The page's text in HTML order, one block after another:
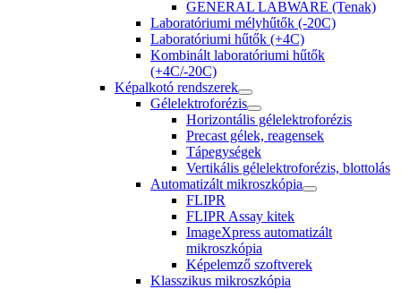
GENERAL LABWARE (Tenak)
Laboratóriumi mélyhűtők (-20C)
Laboratóriumi hűtők (+4C)
Kombinált laboratóriumi hűtők
(+4C/-20C)
Képalkotó rendszerek
Gélelektroforézis
Horizontális gélelektroforézis
Precast gélek, reagensek
Tápegységek
Vertikális gélelektroforézis, blottolás
Automatizált mikroszkópia
FLIPR
FLIPR Assay kitek
ImageXpress automatizált
mikroszkópia
Képelemző szoftverek
Klasszikus mikroszkópia